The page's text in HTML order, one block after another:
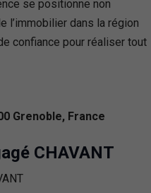
se positionne non
l’immobilier dans la région
confiance pour réaliser tout
Grenoble, France
CHAVANT